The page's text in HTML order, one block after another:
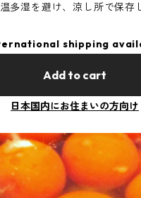
多湿を避け、涼し所で保存
shipping
Add to cart
日本国内にお住まいの方向け